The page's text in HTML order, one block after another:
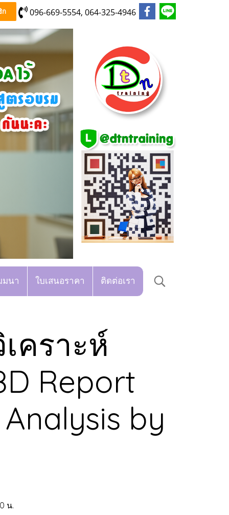
ก 096-669-5554, 064-325-4946
มนา ใบเสนอราคา ติดต่อเรา
คราะห์
Report
by
น.